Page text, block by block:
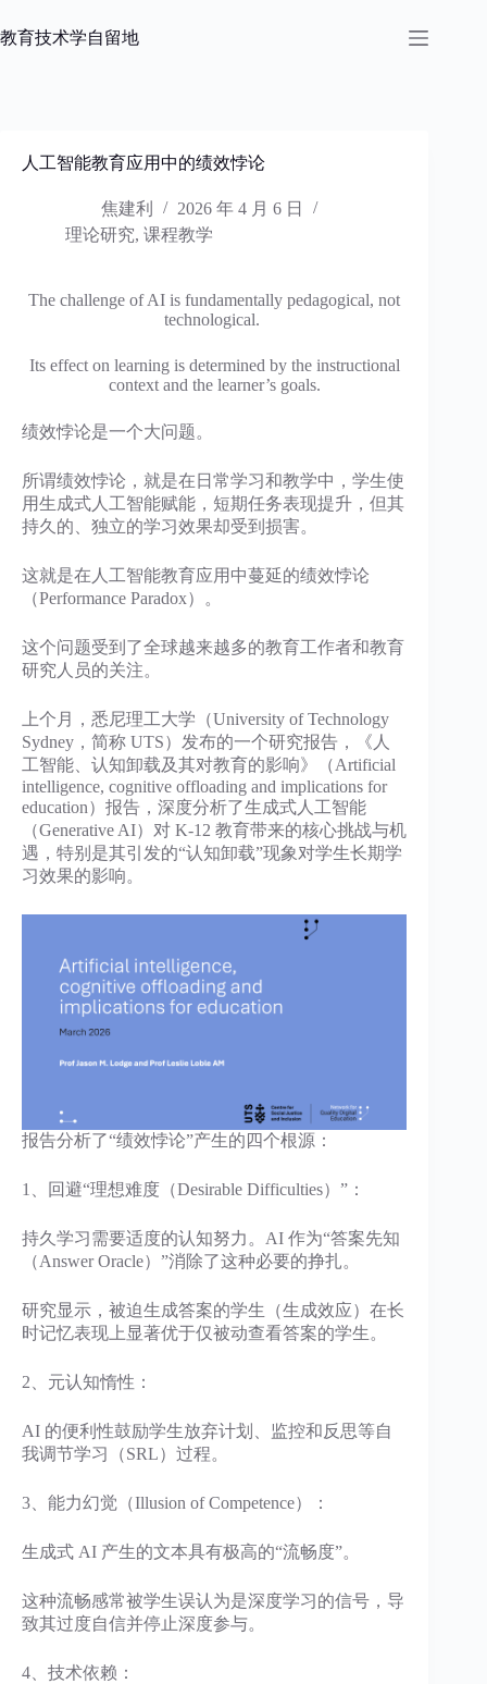
过
教育技术学自留地
人工智能教育应用中的绩效悖论
焦建利
2026 年 4 月 6 日
理论研究, 课程教学
The challenge of AI is fundamentally pedagogical, not
technological.
Its effect on learning is determined by the instructional
context and the learner’s goals.
绩效悖论是一个大问题。
所谓绩效悖论，就是在日常学习和教学中，学生使
用生成式人工智能赋能，短期任务表现提升，但其
持久的、独立的学习效果却受到损害。
这就是在人工智能教育应用中蔓延的绩效悖论
（Performance Paradox）。
这个问题受到了全球越来越多的教育工作者和教育
研究人员的关注。
上个月，悉尼理工大学（University of Technology
Sydney，简称 UTS）发布的一个研究报告，《人
工智能、认知卸载及其对教育的影响》（Artificial
intelligence, cognitive offloading and implications for
education）报告，深度分析了生成式人工智能
（Generative AI）对 K-12 教育带来的核心挑战与机
遇，特别是其引发的“认知卸载”现象对学生长期学
习效果的影响。
报告分析了“绩效悖论”产生的四个根源：
1、回避“理想难度（Desirable Difficulties）”：
持久学习需要适度的认知努力。AI 作为“答案先知
（Answer Oracle）”消除了这种必要的挣扎。
研究显示，被迫生成答案的学生（生成效应）在长
时记忆表现上显著优于仅被动查看答案的学生。
2、元认知惰性：
AI 的便利性鼓励学生放弃计划、监控和反思等自
我调节学习（SRL）过程。
3、能力幻觉（Illusion of Competence）：
生成式 AI 产生的文本具有极高的“流畅度”。
这种流畅感常被学生误认为是深度学习的信号，导
致其过度自信并停止深度参与。
4、技术依赖：